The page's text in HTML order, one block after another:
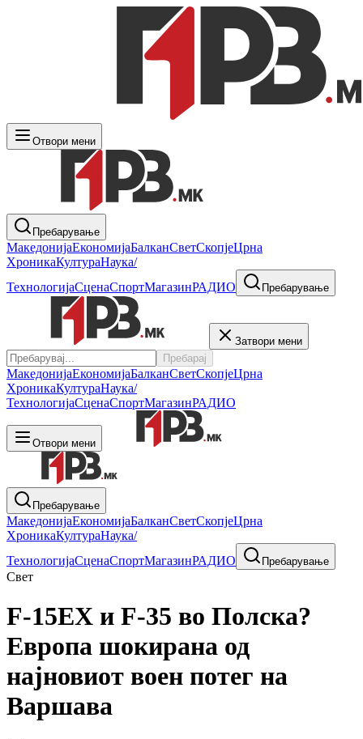
Отвори мени
Пребарување
МакедонијаЕкономијаБалканСветСкопјеЦрна
ХроникаКултураНаука/
ТехнологијаСценаСпортМагазинРАДИО Пребарување
Затвори мени
Пребарај
МакедонијаЕкономијаБалканСветСкопјеЦрна
ХроникаКултураНаука/
ТехнологијаСценаСпортМагазинРАДИО
Отвори мени
Пребарување
МакедонијаЕкономијаБалканСветСкопјеЦрна
ХроникаКултураНаука/
ТехнологијаСценаСпортМагазинРАДИО Пребарување
Свет
F-15EX и F-35 во Полска?
Европа шокирана од
најновиот воен потег на
Варшава